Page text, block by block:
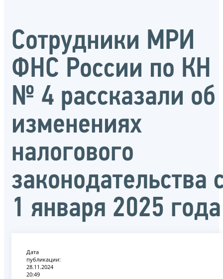
Сотрудники МРИ
ФНС России по КН
№ 4 рассказали об
изменениях
налогового
законодательства
1 января 2025 года
Дата
публикации:
28.11.2024
20:49